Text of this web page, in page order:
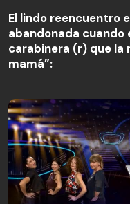
abandonada cuando
carabinera (r) que la
mamá”:
El lindo reencuentro
abandonada cuando
carabinera (r) que la
mamá”: